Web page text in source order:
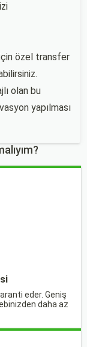
özel transfer
olan bu
yapılması
eder. Geniş
daha az